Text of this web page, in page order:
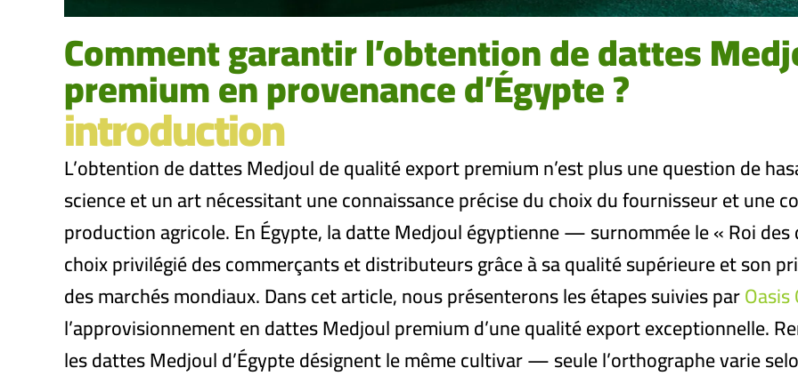
Comment garantir l’obtention de dattes
premium en provenance d’Égypte ?
introduction
L’obtention de dattes Medjoul de qualité export premium n’est plus une question de
science et un art nécessitant une connaissance précise du choix du fournisseur et une
production agricole. En Égypte, la datte Medjoul égyptienne — surnommée le « Roi
choix privilégié des commerçants et distributeurs grâce à sa qualité supérieure et son
des marchés mondiaux. Dans cet article, nous présenterons les étapes suivies parOasis
l’approvisionnement en dattes Medjoul premium d’une qualité export exceptionnelle.
les dattes Medjoul d’Égypte désignent le même cultivar — seule l’orthographe varie